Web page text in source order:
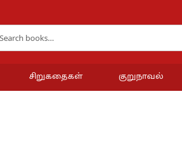
சிறுகதைகள் குறுநாவல்